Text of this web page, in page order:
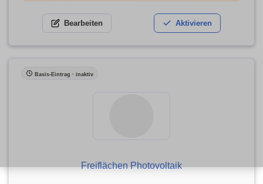
Bearbeiten Aktivieren
Basis-Eintrag · inaktiv
Freiflächen Photovoltaik